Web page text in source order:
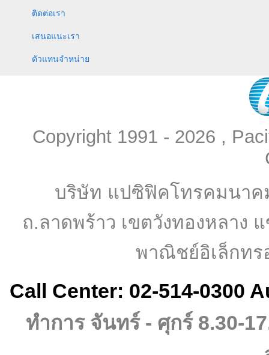
ติดต่อเรา
เสนอแนะเรา
ตัวแทนจำหน่าย
Copyright 1991 - 2026 ,
บริษัท แปซิฟิคโทรคมนาค
ถ.ลาดพร้าว เขตวังทองหลาง
พาณิชย์อิเล็กท
Call Center: 02-514-0300
ทำการ จันทร์ - ศุกร์ 8.30-